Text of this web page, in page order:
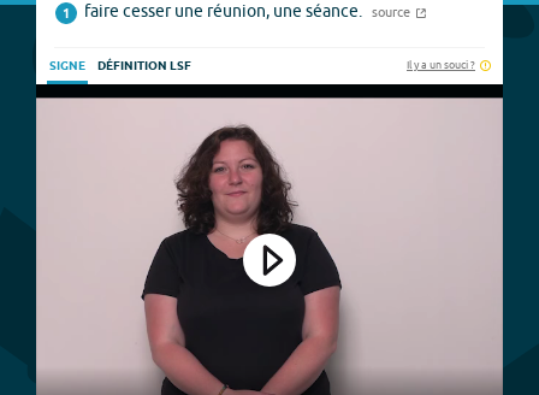
1 faire cesser une réunion, une séance. source
SIGNE DÉFINITION LSF Il y a un souci ?
Play